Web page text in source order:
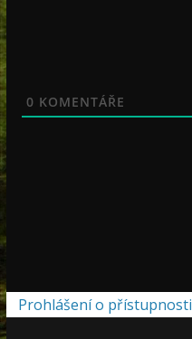
0 KOMENTÁŘE
Prohlášení o přístupnosti